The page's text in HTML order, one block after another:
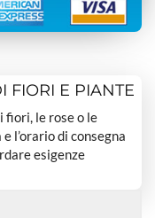
FIORI E PIANTE
fiori, le rose o le
l’orario di consegna
esigenze